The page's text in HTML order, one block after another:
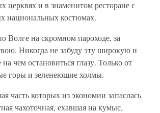
церквях и в знаменитом ресторане с
национальных костюмах.
Волге на скромном пароходе, за
Никогда не забуду эту широкую и
чем остановиться глазу. Только от
горы и зеленеющие холмы.
часть которых из экономии запаслась
чахоточная, ехавшая на кумыс,